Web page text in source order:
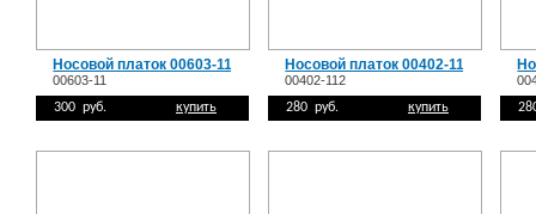
Носовой платок 00603-11
00603-11
300 руб.
купить
Носовой платок 00402-112
00402-112
280 руб.
купить